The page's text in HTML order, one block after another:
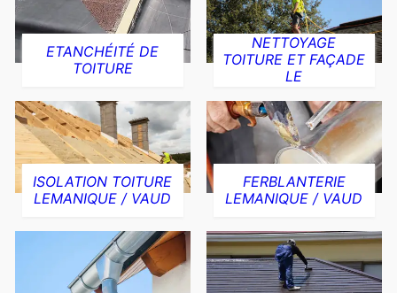
ETANCHÉITÉ DE
TOITURE
NETTOYAGE
TOITURE ET FAÇADE
LE
ISOLATION TOITURE
LEMANIQUE / VAUD
FERBLANTERIE
LEMANIQUE / VAUD